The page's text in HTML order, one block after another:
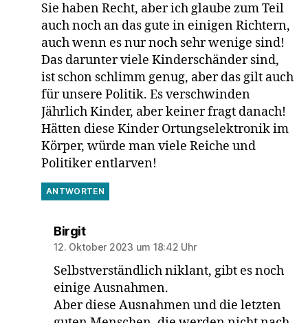
Sie haben Recht, aber ich glaube zum Teil
auch noch an das gute in einigen Richtern,
auch wenn es nur noch sehr wenige sind!
Das darunter viele Kinderschänder sind,
ist schon schlimm genug, aber das gilt auch
für unsere Politik. Es verschwinden
Jährlich Kinder, aber keiner fragt danach!
Hätten diese Kinder Ortungselektronik im
Körper, würde man viele Reiche und
Politiker entlarven!
ANTWORTEN
Birgitsagt:
12. Oktober 2023 um 18:42 Uhr
Selbstverständlich niklant, gibt es noch
einige Ausnahmen.
Aber diese Ausnahmen und die letzten